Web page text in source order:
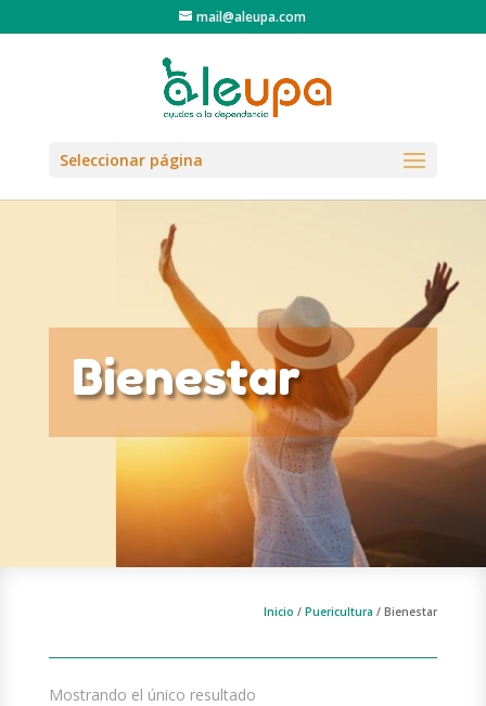
mail@aleupa.com
Seleccionar página
Bienestar
Inicio /Puericultura / Bienestar
Mostrando el único resultado